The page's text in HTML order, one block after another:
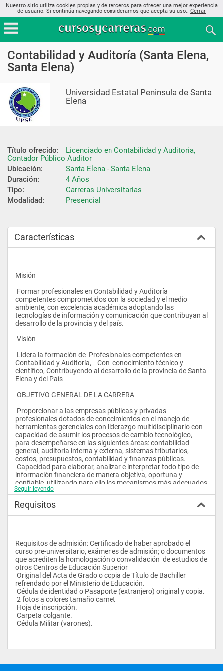
Nuestro sitio utiliza cookies propias y de terceros para ofrecer una mejor experiencia
de usuario. Si continúa navegando consideramos que acepta su uso.. Cerrar
Contabilidad y Auditoría (Santa Elena,
Santa Elena)
Universidad Estatal Peninsula de Santa
Elena
Título ofrecido:
Licenciado en Contabilidad y Auditoria,
Contador Público Auditor
Ubicación:
Santa Elena - Santa Elena
Duración:
4 Años
Tipo:
Carreras Universitarias
Modalidad:
Presencial
Características
Misión
competentes comprometidos con la sociedad y el medio
ambiente, con excelencia académica adoptando las
tecnologías de información y comunicación que contribuyan al
desarrollo de la provincia y del país.
Visión
Contabilidad y Auditoría,    Con  conocimiento técnico y
científico, Contribuyendo al desarrollo de la provincia de Santa
Elena y del País
OBJETIVO GENERAL DE LA CARRERA
profesionales dotados de conocimientos en el manejo de
herramientas gerenciales con liderazgo multidisciplinario con
capacidad de asumir los procesos de cambio tecnológico,
para desempeñarse en las siguientes áreas: contabilidad
general, auditoria interna y externa, sistemas tributarios,
costos, presupuestos, contabilidad y finanzas públicas.
información financiera de manera objetiva, oportuna y
confiable, utilizando para ello los mecanismos más adecuados
y manteniendo siempre, durante el desempeño de sus
actitud dispuesta a la actualización profesional, de tal forma
que las decisiones que tome en el ejercicio de su profesión
humano.
OBJETIVOS ESPECÍFICOS
Formar profesionales que sean generados del cambio en el
país, demostrando responsabilidad, honestidad y ética
profesional.
ejecutivo y pensamiento crítico y creativo, capaces de
desarrollar su propia empresa, generando plazas de trabajo a
los más necesitados.
globalización.
profesionalismo los principios y normas de contabilidad y
Seguir leyendo
Requisitos
Requisitos de admisión: Certificado de haber aprobado el
curso pre-universitario, exámenes de admisión; o documentos
que acrediten la homologación o convalidación  de estudios de
otros Centros de Educación Superior
refrendado por el Ministerio de Educación.
Cédula de identidad o Pasaporte (extranjero) original y copia.
2 fotos a colores tamaño carnet
Hoja de inscripción.
Carpeta colgante.
Cédula Militar (varones).